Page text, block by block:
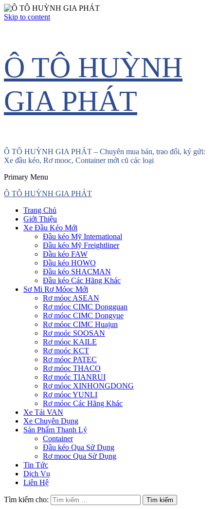
Skip to content
Ô TÔ HUỲNH
GIA PHÁT
Ô TÔ HUỲNH GIA PHÁT – Chuyên mua bán, trao đổi, ký gửi:
Xe đầu kéo, Rơ mooc, Container mới cũ các loại
Primary Menu
Ô TÔ HUỲNH GIA PHÁT
Trang Chủ
Giới Thiệu
Xe Đầu Kéo Mới
Đầu kéo Mỹ International
Đầu kéo Mỹ Freightliner
Đầu kéo FAW
Đầu kéo HOWO
Đầu kéo SHACMAN
Đầu kéo Các Hãng Khác
Sơ Mi Rơ Móoc Mới
Rơ móoc ASEAN
Rơ móoc CIMC Dongguan
Rơ móoc CIMC Dongyue
Rơ móoc CIMC Huajun
Rơ moóc SOOSAN
Rơ móoc KAILE
Rơ moóc KCT
Rơ móoc PATEC
Rơ móoc THACO
Rơ moóc TIANRUI
Rơ móoc XINHONGDONG
Rơ móoc YUNLI
Rơ móoc Các Hãng Khác
Xe Tải VAN
Xe Chuyên Dụng
Sản Phẩm Thanh Lý
Container
Đầu kéo Qua Sử Dụng
Rơ mooc Qua Sử Dụng
Tin Tức
Dịch Vụ
Liên Hệ
Tìm kiếm cho: